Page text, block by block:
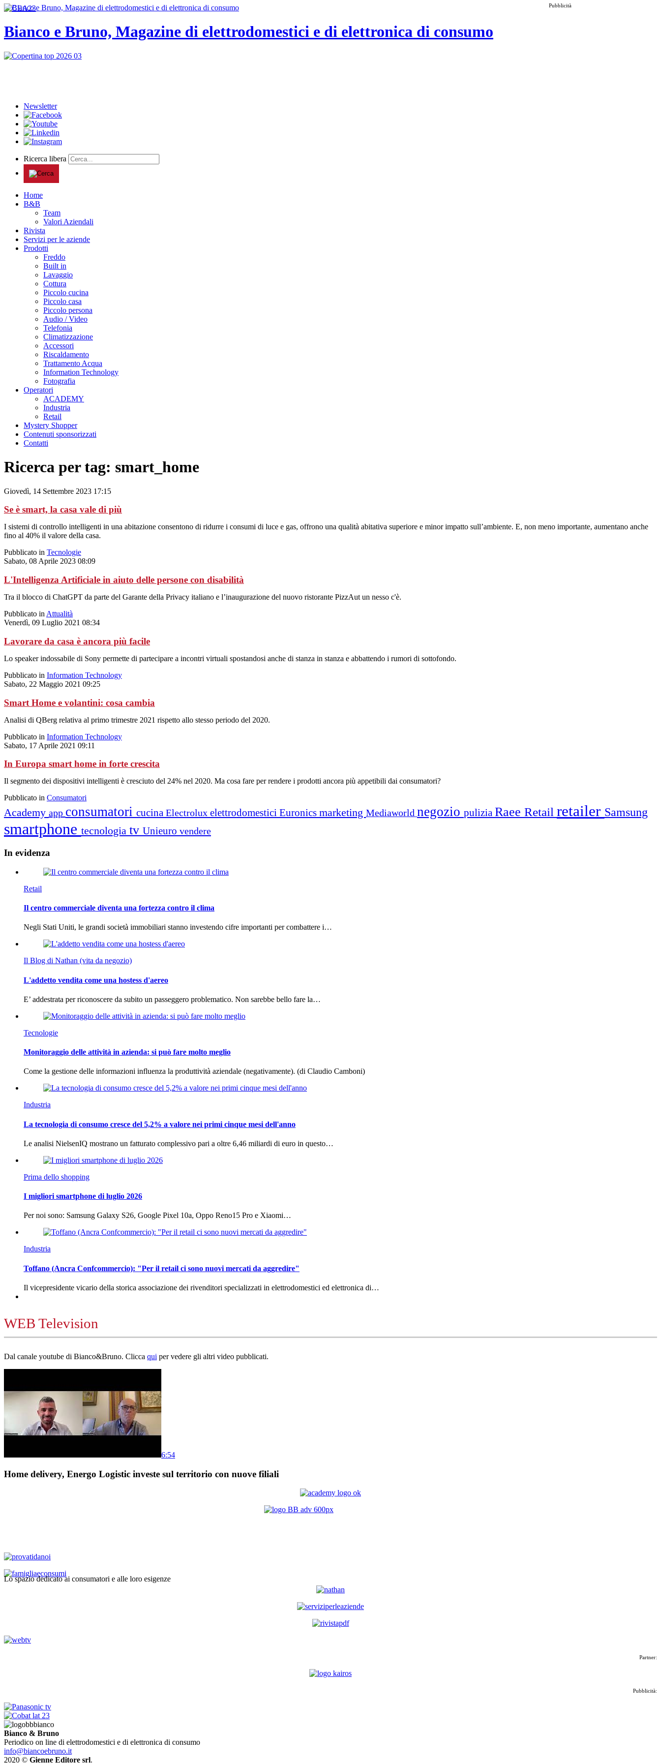
Pubblicità
Bianco e Bruno, Magazine di elettrodomestici e di elettronica di consumo
Newsletter
Ricerca libera
Home
B&B
Team
Valori Aziendali
Rivista
Servizi per le aziende
Prodotti
Freddo
Built in
Lavaggio
Cottura
Piccolo cucina
Piccolo casa
Piccolo persona
Audio / Video
Telefonia
Climatizzazione
Accessori
Riscaldamento
Trattamento Acqua
Information Technology
Fotografia
Operatori
ACADEMY
Industria
Retail
Mystery Shopper
Contenuti sponsorizzati
Contatti
Ricerca per tag: smart_home
Giovedì, 14 Settembre 2023 17:15
Se è smart, la casa vale di più
I sistemi di controllo intelligenti in una abitazione consentono di ridurre i consumi di luce e gas, offrono una qualità abitativa superiore e minor impatto sull’ambiente. E, non meno importante, aumentano anche
fino al 40% il valore della casa.
Pubblicato in Tecnologie
Sabato, 08 Aprile 2023 08:09
L'Intelligenza Artificiale in aiuto delle persone con disabilità
Tra il blocco di ChatGPT da parte del Garante della Privacy italiano e l’inaugurazione del nuovo ristorante PizzAut un nesso c'è.
Pubblicato in Attualità
Venerdì, 09 Luglio 2021 08:34
Lavorare da casa è ancora più facile
Lo speaker indossabile di Sony permette di partecipare a incontri virtuali spostandosi anche di stanza in stanza e abbattendo i rumori di sottofondo.
Pubblicato in Information Technology
Sabato, 22 Maggio 2021 09:25
Smart Home e volantini: cosa cambia
Analisi di QBerg relativa al primo trimestre 2021 rispetto allo stesso periodo del 2020.
Pubblicato in Information Technology
Sabato, 17 Aprile 2021 09:11
In Europa smart home in forte crescita
Il segmento dei dispositivi intelligenti è cresciuto del 24% nel 2020. Ma cosa fare per rendere i prodotti ancora più appetibili dai consumatori?
Pubblicato in Consumatori
Academy app consumatori cucina Electrolux elettrodomestici Euronics marketing Mediaworld negozio pulizia Raee Retail retailer Samsung
smartphone tecnologia tv Unieuro vendere
In evidenza
Retail
Il centro commerciale diventa una fortezza contro il clima
Negli Stati Uniti, le grandi società immobiliari stanno investendo cifre importanti per combattere i…
Il Blog di Nathan (vita da negozio)
L'addetto vendita come una hostess d'aereo
E’ addestrata per riconoscere da subito un passeggero problematico. Non sarebbe bello fare la…
Tecnologie
Monitoraggio delle attività in azienda: si può fare molto meglio
Come la gestione delle informazioni influenza la produttività aziendale (negativamente). (di Claudio Camboni)
Industria
La tecnologia di consumo cresce del 5,2% a valore nei primi cinque mesi dell'anno
Le analisi NielsenIQ mostrano un fatturato complessivo pari a oltre 6,46 miliardi di euro in questo…
Prima dello shopping
I migliori smartphone di luglio 2026
Per noi sono: Samsung Galaxy S26, Google Pixel 10a, Oppo Reno15 Pro e Xiaomi…
Industria
Toffano (Ancra Confcommercio): "Per il retail ci sono nuovi mercati da aggredire"
Il vicepresidente vicario della storica associazione dei rivenditori specializzati in elettrodomestici ed elettronica di…
WEB Television
Dal canale youtube di Bianco&Bruno. Clicca qui per vedere gli altri video pubblicati.
6:54
Home delivery, Energo Logistic investe sul territorio con nuove filiali
Lo spazio dedicato ai consumatori e alle loro esigenze
Partner:
Pubblicità:
Bianco & Bruno
Periodico on line di elettrodomestici e di elettronica di consumo
info@biancoebruno.it
2020 © Gienne Editore srl.